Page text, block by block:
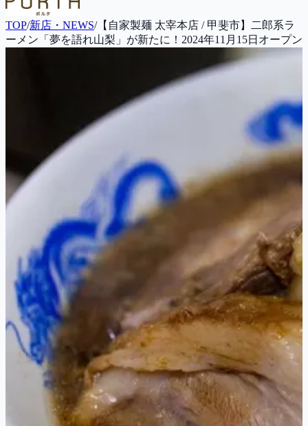
TOP/新店・NEWS/【自家製麺 太宰本店 / 甲斐市】二郎系ラ
ーメン「夢を語れ山梨」が新たに！2024年11月15日オープン